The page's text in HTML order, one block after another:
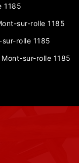
1185
sur-rolle 1185
rolle 1185
sur-rolle 1185